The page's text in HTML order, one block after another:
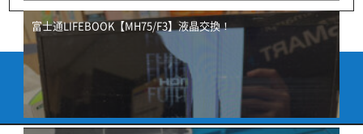
富士通LIFEBOOK【MH75/F3】液晶交換！
対応メーカー
maker information